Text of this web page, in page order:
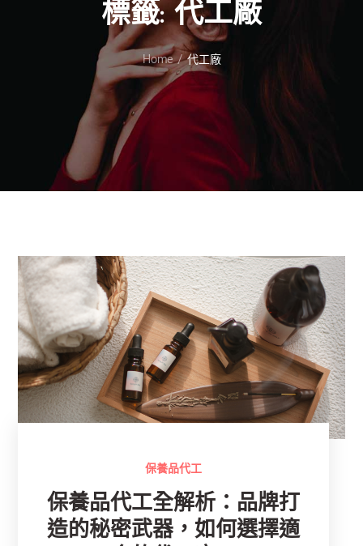
標籤:代工廠
Home 代工廠
保養品代工
保養品代工全解析：品牌打
造的秘密武器，如何選擇適